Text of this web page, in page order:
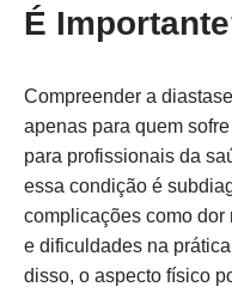
É
Compreender a
apenas para quem
para profissionais da
essa condição é
complicações como dor
e dificuldades na
disso, o aspecto físico